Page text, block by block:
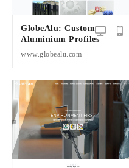
GlobeAlu: Custom
Aluminium Profiles
www.globealu.com